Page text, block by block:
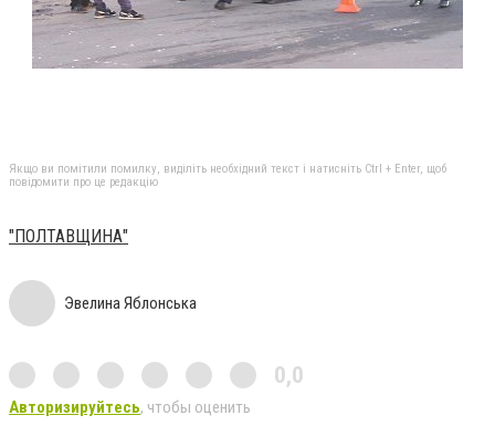
Якщо ви помітили помилку, виділіть необхідний текст і натисніть Ctrl + Enter, щоб
повідомити про це редакцію
"ПОЛТАВЩИНА"
Эвелина Яблонська
0,0
Авторизируйтесь, чтобы оценить